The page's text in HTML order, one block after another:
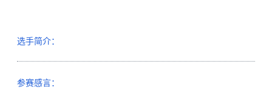
选手简介：
参赛感言：